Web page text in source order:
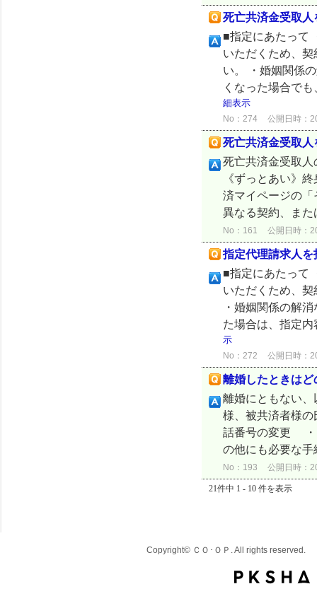
死亡共済金受取
■指定にあたって
いただくため、
い。 ・婚姻関係
くなった場合で
細表示
No：274 公開日時：
死亡共済金受取
死亡共済金受取
《ずっとあい》
済マイページの
異なる契約、ま
No：161 公開日時：
指定代理請求人
■指定にあたって
いただくため、
・婚姻関係の解
た場合は、指定
示
No：272 公開日時：
離婚したときは
離婚にともない
様、被共済者様
話番号の変更 ・
の他にも必要な
No：193 公開日時：
21件中 1 - 10 件を表示
Copyright© ＣＯ･ＯＰ. All rights reserved.